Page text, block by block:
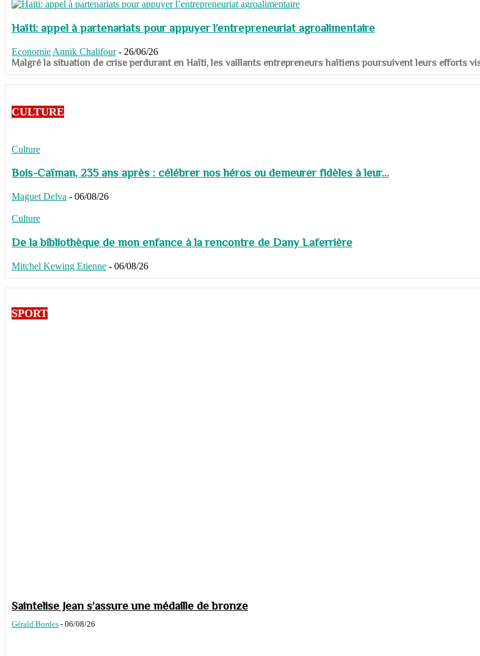
Haïti: appel à partenariats pour appuyer l’entrepreneuriat agroalimentaire
Economie Annik Chalifour - 26/06/26
​​​​​​​Malgré la situation de crise perdurant en Haïti, les vaillants entrepreneurs haïtiens poursuivent leurs efforts
CULTURE
Culture
Bois-Caïman, 235 ans après : célébrer nos héros ou demeurer fidèles à leur...
Maguet Delva - 06/08/26
Culture
De la bibliothèque de mon enfance à la rencontre de Dany Laferrière
Mitchel Kewing Etienne - 06/08/26
SPORT
Saintelise Jean s’assure une médaille de bronze
Gérald Bordes - 06/08/26